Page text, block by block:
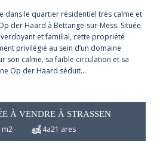
dans le quartier résidentiel très calme et
der Haard à Bettange-sur-Mess. Située
et familial, cette propriété
privilégié au sein d’un domaine
son calme, sa faible circulation et sa
Op der Haard séduit…
À VENDRE À STRASSEN
m2 4a21 ares